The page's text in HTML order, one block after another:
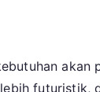
futuristik,